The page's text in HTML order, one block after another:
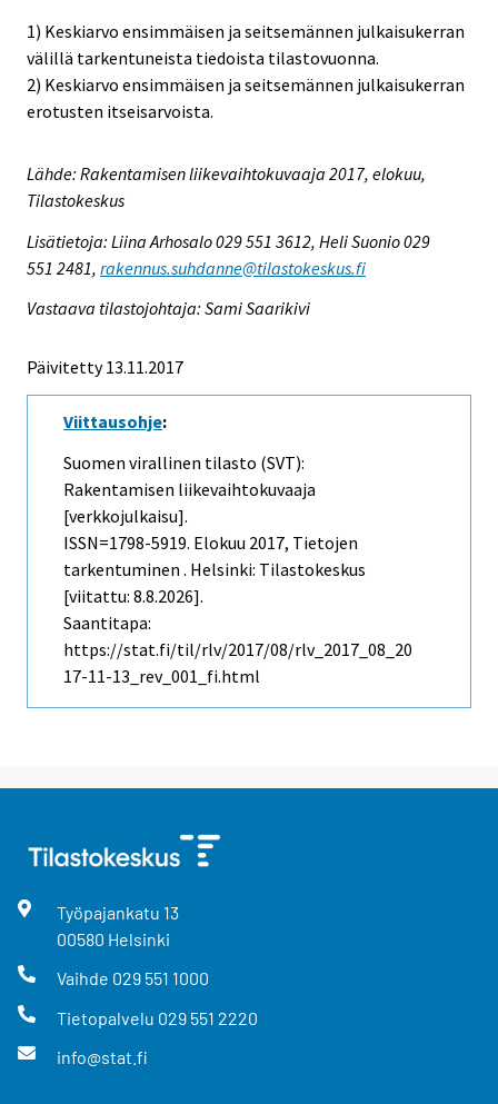
1) Keskiarvo ensimmäisen ja seitsemännen julkaisukerran
välillä tarkentuneista tiedoista tilastovuonna.
2) Keskiarvo ensimmäisen ja seitsemännen julkaisukerran
erotusten itseisarvoista.
Lähde: Rakentamisen liikevaihtokuvaaja 2017, elokuu,
Tilastokeskus
Lisätietoja: Liina Arhosalo 029 551 3612, Heli Suonio 029
551 2481, rakennus.suhdanne@tilastokeskus.fi
Vastaava tilastojohtaja: Sami Saarikivi
Päivitetty 13.11.2017
Viittausohje:
Suomen virallinen tilasto (SVT):
Rakentamisen liikevaihtokuvaaja
[verkkojulkaisu].
ISSN=1798-5919. Elokuu 2017, Tietojen
tarkentuminen . Helsinki: Tilastokeskus
[viitattu: 8.8.2026].
Saantitapa:
https://stat.fi/til/rlv/2017/08/rlv_2017_08_20
17-11-13_rev_001_fi.html
Työpajankatu 13
00580 Helsinki
Vaihde 029 551 1000
Tietopalvelu 029 551 2220
info@stat.fi